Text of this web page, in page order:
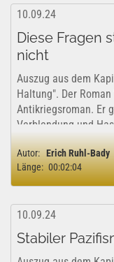
10.09.24
Diese Fragen
nicht
Auszug aus dem
Haltung". Der
Antikriegsroman. Er
Verblendung und
Unheil Geborenen.
Autor: Erich Ruhl-Bady
Länge: 00:02:04
10.09.24
Stabiler